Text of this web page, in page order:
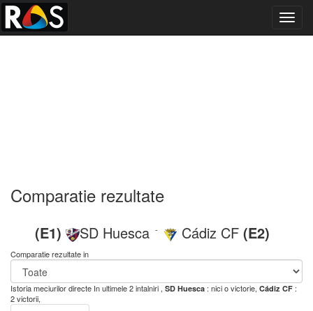
Comparatie rezultate
(E1) SD Huesca - Cádiz CF (E2)
Comparatie rezultate in
Istoria meciurilor directe In ultimele 2 intalniri , SD Huesca : nici o victorie, Cádiz CF :
2 victorii,